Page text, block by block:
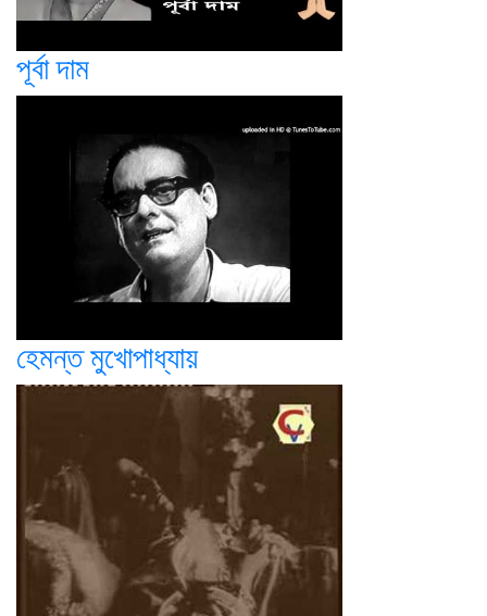
পূর্বা দাম
হেমন্ত মুখোপাধ্যায়